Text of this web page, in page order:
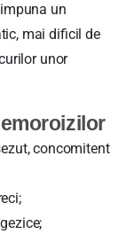
un
mai dificil de
unor
concomitent